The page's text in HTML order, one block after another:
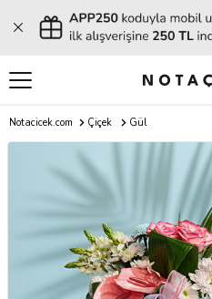
Notacicek.com Çiçek Gül